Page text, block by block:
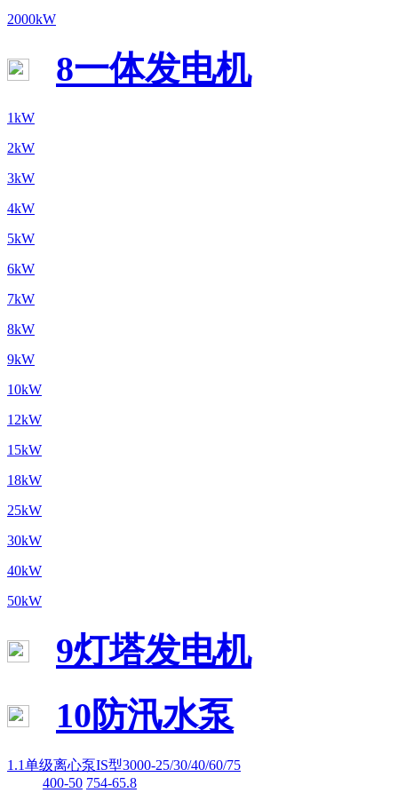
2000kW
8一体发电机
1kW
2kW
3kW
4kW
5kW
6kW
7kW
8kW
9kW
10kW
12kW
15kW
18kW
25kW
30kW
40kW
50kW
9灯塔发电机
10防汛水泵
1.1单级离心泵IS型3000-25/30/40/60/75
400-50 754-65.8